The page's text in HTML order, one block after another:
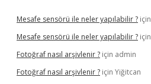
Mesafe sensörü ile neler yapılabilir ? için
Mesafe sensörü ile neler yapılabilir ? için
Fotoğraf nasıl arşivlenir ? için admin
Fotoğraf nasıl arşivlenir ? için Yiğitcan